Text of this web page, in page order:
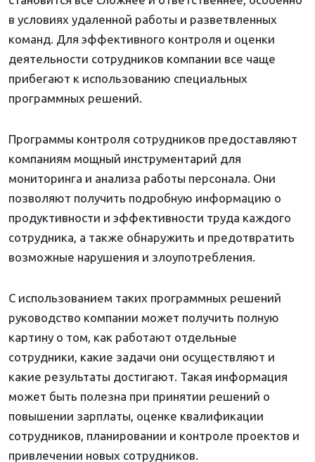
в условиях удаленной работы и разветвленных
команд. Для эффективного контроля и оценки
деятельности сотрудников компании все чаще
прибегают к использованию специальных
программных решений.
Программы контроля сотрудников предоставляют
компаниям мощный инструментарий для
мониторинга и анализа работы персонала. Они
позволяют получить подробную информацию о
продуктивности и эффективности труда каждого
сотрудника, а также обнаружить и предотвратить
возможные нарушения и злоупотребления.
С использованием таких программных решений
руководство компании может получить полную
картину о том, как работают отдельные
сотрудники, какие задачи они осуществляют и
какие результаты достигают. Такая информация
может быть полезна при принятии решений о
повышении зарплаты, оценке квалификации
сотрудников, планировании и контроле проектов и
привлечении новых сотрудников.